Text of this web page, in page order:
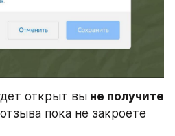
открыт вы не получите
пока не закроете